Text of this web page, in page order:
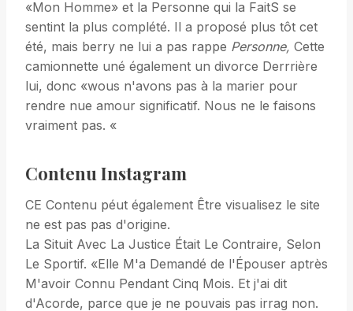
«Mon Homme» et la Personne qui la FaitS se
sentint la plus complété. Il a proposé plus tôt cet
été, mais berry ne lui a pas rappe Personne, Cette
camionnette uné également un divorce Derrrière
lui, donc «wous n'avons pas à la marier pour
rendre nue amour significatif. Nous ne le faisons
vraiment pas. «
Contenu Instagram
CE Contenu péut également Être visualisez le site
ne est pas pas d'origine.
La Situit Avec La Justice Était Le Contraire, Selon
Le Sportif. «Elle M'a Demandé de l'Épouser aptrès
M'avoir Connu Pendant Cinq Mois. Et j'ai dit
d'Acorde, parce que je ne pouvais pas irrag non.